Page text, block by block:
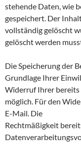
stehende Daten, wie
gespeichert. Der
vollständig gelöscht
gelöscht werden
Die Speicherung der
Grundlage Ihrer
Widerruf Ihrer
möglich. Für den
E-Mail. Die
Rechtmäßigkeit